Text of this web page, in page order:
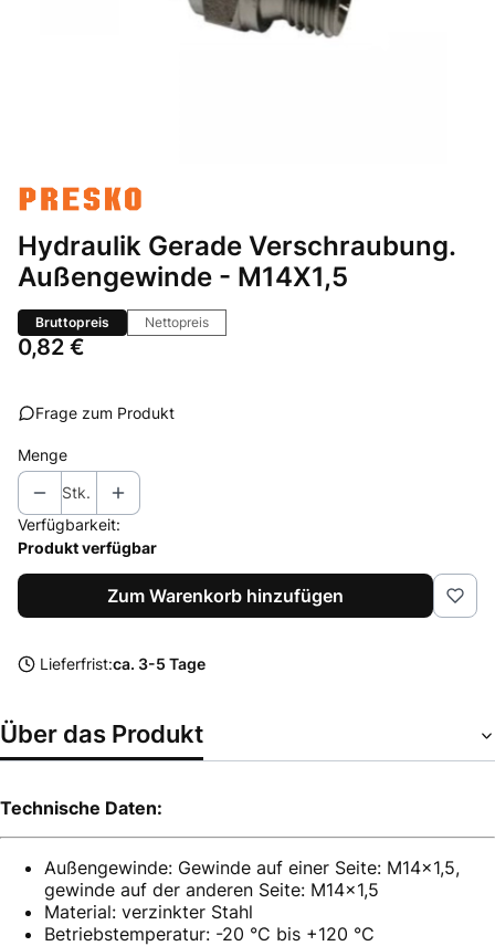
Hydraulik Gerade Verschraubung.
Außengewinde - M14X1,5
Bruttopreis Nettopreis
Preis
0,82 €
Frage zum Produkt
Menge
Stk.
Verfügbarkeit:
Produkt verfügbar
Zum Warenkorb hinzufügen
Lieferfrist:ca. 3-5 Tage
Über das Produkt
Technische Daten:
Außengewinde: Gewinde auf einer Seite: M14x1,5,
gewinde auf der anderen Seite: M14x1,5
Material: verzinkter Stahl
Betriebstemperatur: -20 °C bis +120 °C